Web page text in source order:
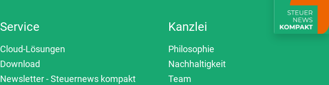
Service
Cloud-Lösungen
Download
Newsletter - Steuernews kompakt
Kanzlei
Philosophie
Nachhaltigkeit
Team